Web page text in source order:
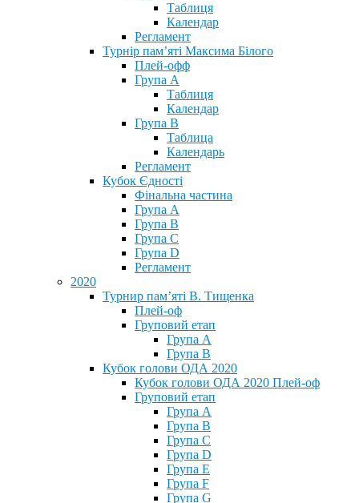
Таблиця
Календар
Регламент
Турнір пам’яті Максима Білого
Плей-офф
Група А
Таблиця
Календар
Група В
Таблица
Календарь
Регламент
Кубок Єдності
Фінальна частина
Група А
Група В
Група С
Група D
Регламент
2020
Турнир пам’яті В. Тищенка
Плей-оф
Груповий етап
Група А
Група В
Кубок голови ОДА 2020
Кубок голови ОДА 2020 Плей-оф
Груповий етап
Група A
Група B
Група C
Група D
Група E
Група F
Група G